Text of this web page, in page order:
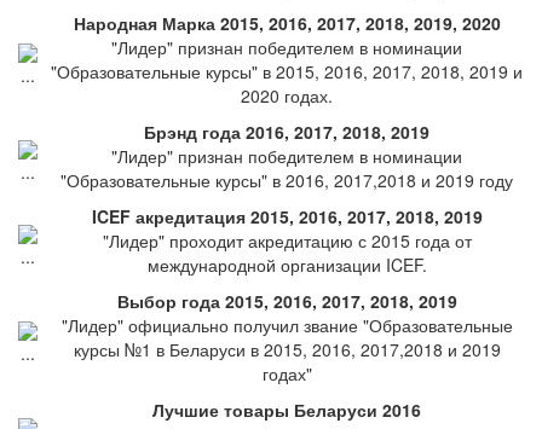
Народная Марка 2015, 2016, 2017, 2018, 2019, 2020
"Лидер" признан победителем в номинации
"Образовательные курсы" в 2015, 2016, 2017, 2018, 2019 и
2020 годах.
Брэнд года 2016, 2017, 2018, 2019
"Лидер" признан победителем в номинации
"Образовательные курсы" в 2016, 2017,2018 и 2019 году
ICEF акредитация 2015, 2016, 2017, 2018, 2019
"Лидер" проходит акредитацию с 2015 года от
международной организации ICEF.
Выбор года 2015, 2016, 2017, 2018, 2019
"Лидер" официально получил звание "Образовательные
курсы №1 в Беларуси в 2015, 2016, 2017,2018 и 2019
годах"
Лучшие товары Беларуси 2016